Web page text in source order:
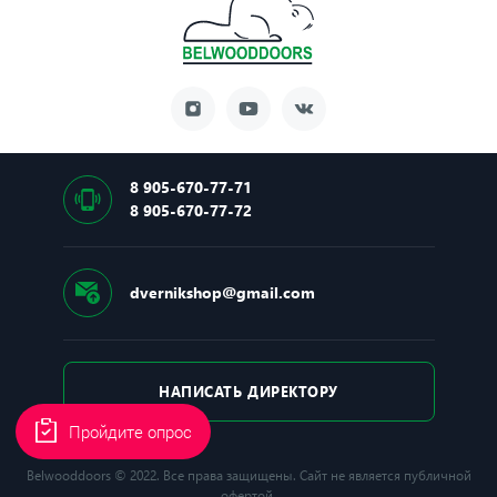
8 905-670-77-71
8 905-670-77-72
dvernikshop@gmail.com
НАПИСАТЬ ДИРЕКТОРУ
Belwooddoors © 2022. Все права защищены. Сайт не является публичной
Пройдите опрос